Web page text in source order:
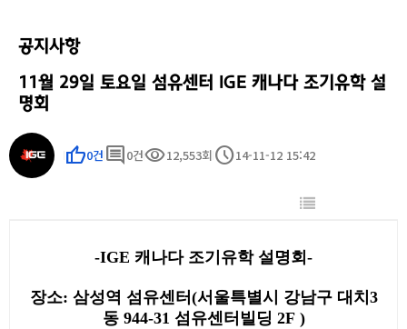
공지사항
11월 29일 토요일 섬유센터 IGE 캐나다 조기유학 설
명회
thumb_up0건 comment 0건visibility12,553회 schedule14-11-12 15:42
-IGE 캐나다 조기유학 설명회-
장소: 삼성역 섬유센터(서울특별시 강남구 대치3
동 944-31 섬유센터빌딩 2F )